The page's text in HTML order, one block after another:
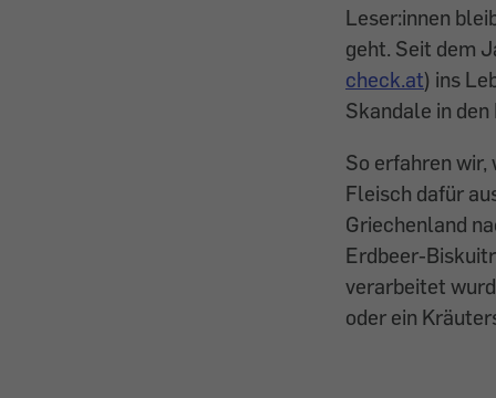
Leser:innen
geht. Seit dem
check.at) ins
Skandale in
So erfahren
Fleisch dafür
Griechenland
Erdbeer-
verarbeitet
oder ein